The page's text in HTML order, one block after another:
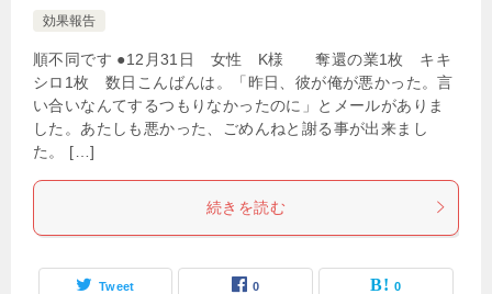
効果報告
順不同です ●12月31日 女性 K様 奪還の業1枚 キキ
シロ1枚 数日こんばんは。「昨日、彼が俺が悪かった。言
い合いなんてするつもりなかったのに」とメールがありま
した。あたしも悪かった、ごめんねと謝る事が出来まし
た。 […]
続きを読む
Tweet 0 0